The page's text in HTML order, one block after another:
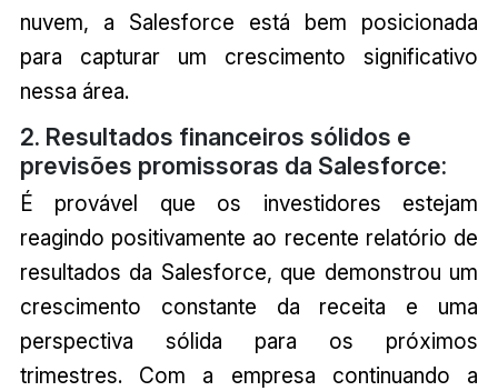
nuvem, a Salesforce está bem posicionada
para capturar um crescimento significativo
nessa área.
2. Resultados financeiros sólidos e
previsões promissoras da Salesforce:
É provável que os investidores estejam
reagindo positivamente ao recente relatório de
resultados da Salesforce, que demonstrou um
crescimento constante da receita e uma
perspectiva sólida para os próximos
trimestres. Com a empresa continuando a